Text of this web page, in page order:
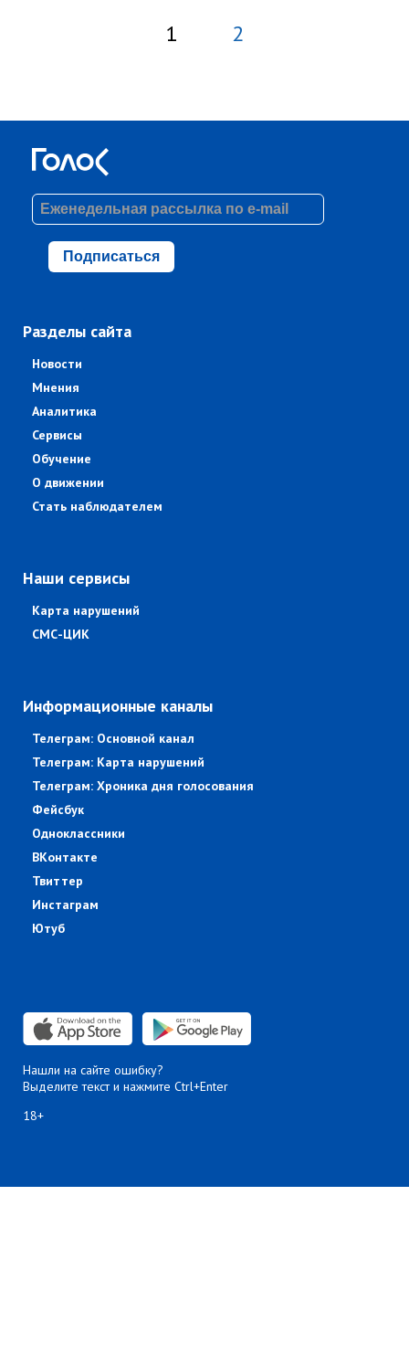
1 2
Подписаться
Разделы сайта
Новости
Мнения
Аналитика
Сервисы
Обучение
О движении
Стать наблюдателем
Наши сервисы
Карта нарушений
СМС-ЦИК
Информационные каналы
Телеграм: Основной канал
Телеграм: Карта нарушений
Телеграм: Хроника дня голосования
Фейсбук
Одноклассники
ВКонтакте
Твиттер
Инстаграм
Ютуб
Нашли на сайте ошибку?
Выделите текст и нажмите Ctrl+Enter
18+